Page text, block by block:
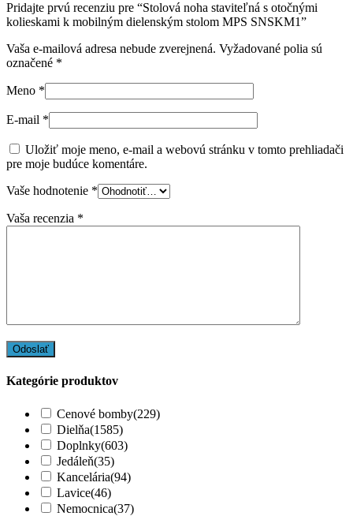
Pridajte prvú recenziu pre “Stolová noha staviteľná s otočnými
kolieskami k mobilným dielenským stolom MPS SNSKM1”
Vaša e-mailová adresa nebude zverejnená. Vyžadované polia sú
označené *
Meno *
E-mail *
Uložiť moje meno, e-mail a webovú stránku v tomto prehliadači
pre moje budúce komentáre.
Vaše hodnotenie *
Vaša recenzia *
Kategórie produktov
Cenové bomby(229)
Dielňa(1585)
Doplnky(603)
Jedáleň(35)
Kancelária(94)
Lavice(46)
Nemocnica(37)